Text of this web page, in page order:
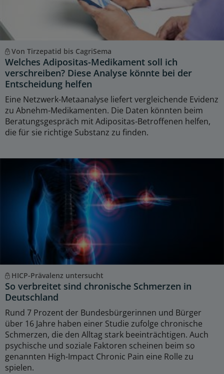
Von Tirzepatid bis CagriSema
Welches Adipositas-Medikament soll ich
verschreiben? Diese Analyse könnte bei der
Entscheidung helfen
Eine Netzwerk-Metaanalyse liefert vergleichende Evidenz
zu Abnehm-Medikamenten. Die Daten könnten beim
Beratungsgespräch mit Adipositas-Betroffenen helfen,
die für sie richtige Substanz zu finden.
HICP-Prävalenz untersucht
So verbreitet sind chronische Schmerzen in
Deutschland
Rund 7 Prozent der Bundesbürgerinnen und Bürger
über 16 Jahre haben einer Studie zufolge chronische
Schmerzen, die den Alltag stark beeinträchtigen. Auch
psychische und soziale Faktoren scheinen beim so
genannten High-Impact Chronic Pain eine Rolle zu
spielen.